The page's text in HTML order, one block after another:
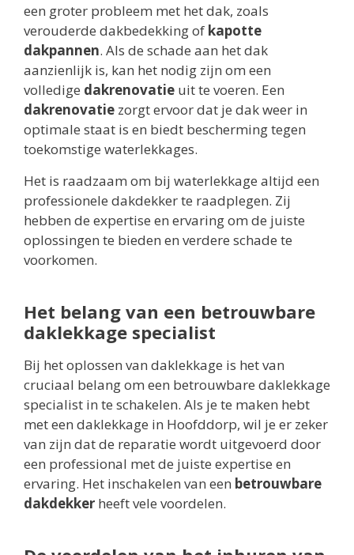
een groter probleem met het dak, zoals
verouderde dakbedekking of kapotte
dakpannen. Als de schade aan het dak
aanzienlijk is, kan het nodig zijn om een
volledige dakrenovatie uit te voeren. Een
dakrenovatie zorgt ervoor dat je dak weer in
optimale staat is en biedt bescherming tegen
toekomstige waterlekkages.
Het is raadzaam om bij waterlekkage altijd een
professionele dakdekker te raadplegen. Zij
hebben de expertise en ervaring om de juiste
oplossingen te bieden en verdere schade te
voorkomen.
Het belang van een betrouwbare
daklekkage specialist
Bij het oplossen van daklekkage is het van
cruciaal belang om een betrouwbare daklekkage
specialist in te schakelen. Als je te maken hebt
met een daklekkage in Hoofddorp, wil je er zeker
van zijn dat de reparatie wordt uitgevoerd door
een professional met de juiste expertise en
ervaring. Het inschakelen van een betrouwbare
dakdekker heeft vele voordelen.